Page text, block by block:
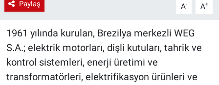
Paylaş A- A+
1961 yılında kurulan, Brezilya merkezli WEG
S.A.; elektrik motorları, dişli kutuları, tahrik ve
kontrol sistemleri, enerji üretimi ve
transformatörleri, elektrifikasyon ürünleri ve